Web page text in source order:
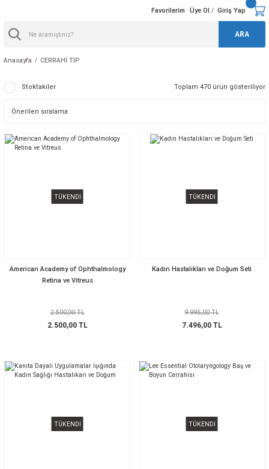
ARA
Favorilerim Üye Ol / Giriş Yap
Anasayfa CERRAHİ TIP
Stoktakiler Toplam 470 ürün gösteriliyor
TÜKENDİ
American Academy of Ophthalmology
Retina ve Vitreus
2.500,00 TL
2.500,00 TL
TÜKENDİ
Kadın Hastalıkları ve Doğum Seti
9.995,00 TL
7.496,00 TL
TÜKENDİ TÜKENDİ